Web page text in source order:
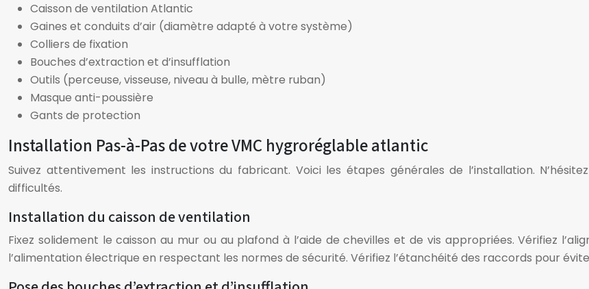
Caisson de ventilation Atlantic
Gaines et conduits d’air (diamètre adapté à votre système)
Colliers de fixation
Bouches d’extraction et d’insufflation
Outils (perceuse, visseuse, niveau à bulle, mètre ruban)
Masque anti-poussière
Gants de protection
Installation Pas-à-Pas de votre VMC hygroréglable atlantic
Suivez attentivement les instructions du fabricant. Voici les étapes générales de l’installation.
difficultés.
Installation du caisson de ventilation
Fixez solidement le caisson au mur ou au plafond à l’aide de chevilles et de vis appropriées. Vérifiez
l’alimentation électrique en respectant les normes de sécurité. Vérifiez l’étanchéité des raccords pour